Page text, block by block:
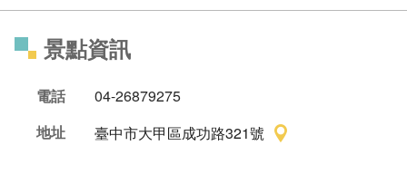
景點資訊
電話
04-26879275
地址
臺中市大甲區成功路321號